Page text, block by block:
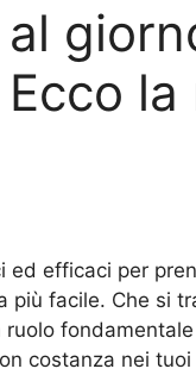
ed efficaci per
facile. Che si
costanza nei